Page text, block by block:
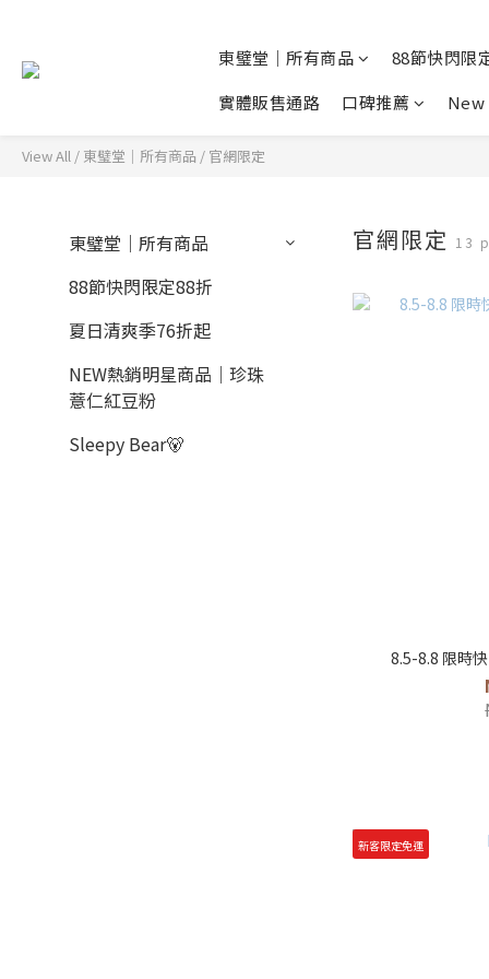
東璧堂｜所有商品
88節快閃限
實體販售通路
口碑推薦 New
View All / 東璧堂｜所有商品 / 官網限定
東璧堂｜所有商品
88節快閃限定88折
夏日清爽季76折起
NEW熱銷明星商品｜珍珠
薏仁紅豆粉
Sleepy Bear🐻
官網限定 13
8.5-8.8 限時
新客限定免運